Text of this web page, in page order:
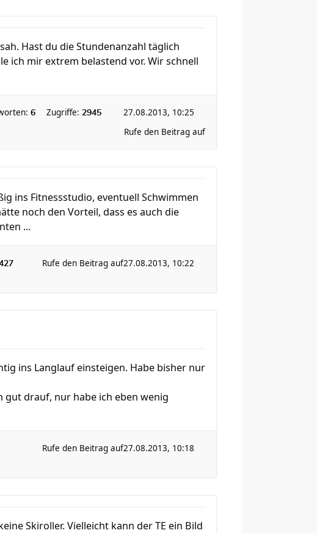
Hast du die Stundenanzahl täglich
ich mir extrem belastend vor. Wir schnell
6 Zugriffe: 2945
27.08.2013, 10:25
Rufe den Beitrag auf
ins Fitnessstudio, eventuell Schwimmen
noch den Vorteil, dass es auch die
...
27.08.2013, 10:22
Rufe den Beitrag auf
ins Langlauf einsteigen. Habe bisher nur
drauf, nur habe ich eben wenig
27.08.2013, 10:18
Rufe den Beitrag auf
Skiroller. Vielleicht kann der TE ein Bild